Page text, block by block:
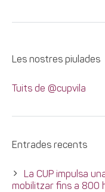
Les nostres piulades
Tuits de @cupvila
Entrades recents
La CUP impulsa
mobilitzar fins a 800